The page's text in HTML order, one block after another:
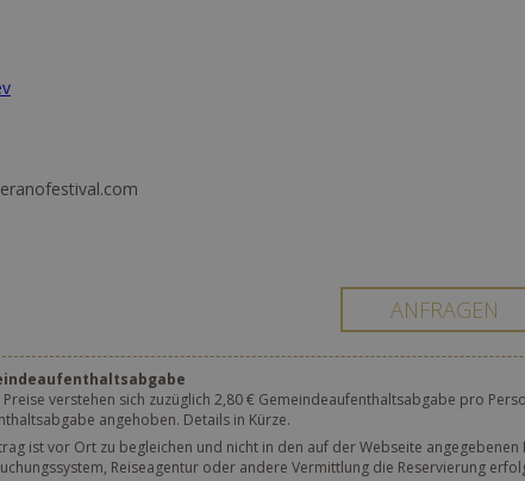
verstehen sich zuzüglich 2,80 € Gemeindeaufenthaltsabgabe pro
angehoben. Details in Kürze.
ist vor Ort zu begleichen und nicht in den auf der Webseite
Reiseagentur oder andere Vermittlung die Reservierung